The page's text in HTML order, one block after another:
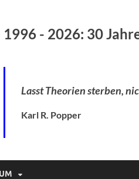
1996 - 2026: 30
Lasst Theorien sterben,
Karl R. Popper